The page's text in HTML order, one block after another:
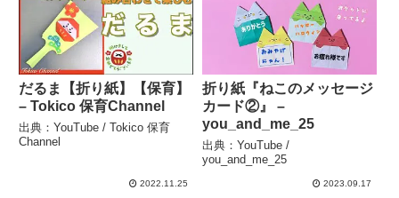
だるま【折り紙】【保育】
– Tokico 保育Channel
出典：YouTube / Tokico 保育
Channel
2022.11.25
折り紙『ねこのメッセージ
カード②』 –
you_and_me_25
出典：YouTube /
you_and_me_25
2023.09.17